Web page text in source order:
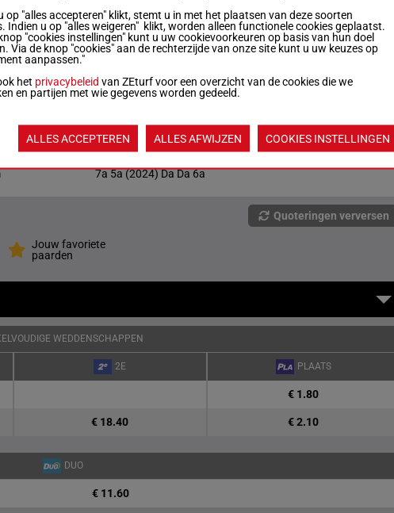
0a
1'14"0 0a 0a (2024) Da 0a
1'17"0 Da 0a
7a 5a (2024) Da Da 6a
Quoteringen verversen
Jouw favoriete
paarden
WEDDENSCHAPPEN
2E PLAATS
€ 1.80
€ 18.40 € 2.10
DUO
€ 11.60
op "alles accepteren" klikt, stemt u in met het plaatsen van deze soorten
Indien u op "alles weigeren" klikt, worden alleen functionele cookies geplaatst.
"cookies instellingen" kunt u uw cookievoorkeuren op basis van hun doel
Via de knop "cookies" aan de rechterzijde van onze site kunt u uw keuzes op
aanpassen."
het privacybeleid van ZEturf voor een overzicht van de cookies die we
en partijen met wie gegevens worden gedeeld.
ALLES ACCEPTEREN ALLES AFWIJZEN COOKIES INSTELLINGEN